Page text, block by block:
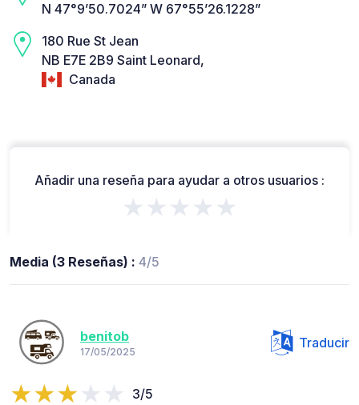
N 47°9’50.7024” W 67°55’26.1228”
180 Rue St Jean
NB E7E 2B9 Saint Leonard,
Canada
Añadir una reseña para ayudar a otros usuarios :
★★★★★
Media (3 Reseñas) : 4/5
benitob
17/05/2025
Traducir
3/5